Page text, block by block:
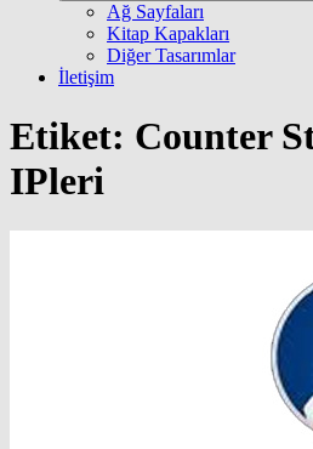
Ağ Sayfaları
Kitap Kapakları
Diğer Tasarımlar
İletişim
Etiket: Counter
IPleri